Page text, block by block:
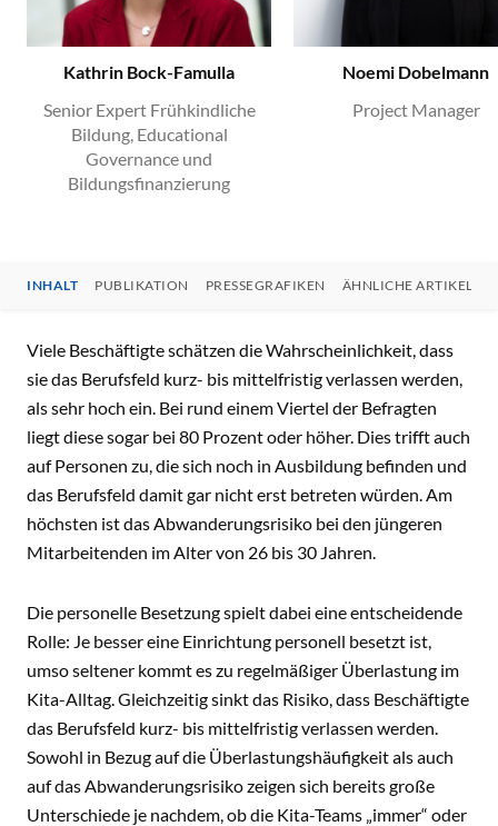
Kathrin Bock-Famulla
Senior Expert Frühkindliche
Bildung, Educational
Governance und
Bildungsfinanzierung
Noemi Dobelmann
Project Manager
INHALT PUBLIKATION PRESSEGRAFIKEN ÄHNLICHE ARTIKEL
INHALT
Viele Beschäftigte schätzen die Wahrscheinlichkeit, dass
sie das Berufsfeld kurz- bis mittelfristig verlassen werden,
als sehr hoch ein. Bei rund einem Viertel der Befragten
liegt diese sogar bei 80 Prozent oder höher. Dies trifft auch
auf Personen zu, die sich noch in Ausbildung befinden und
das Berufsfeld damit gar nicht erst betreten würden. Am
höchsten ist das Abwanderungsrisiko bei den jüngeren
Mitarbeitenden im Alter von 26 bis 30 Jahren.
Die personelle Besetzung spielt dabei eine entscheidende
Rolle: Je besser eine Einrichtung personell besetzt ist,
umso seltener kommt es zu regelmäßiger Überlastung im
Kita-Alltag. Gleichzeitig sinkt das Risiko, dass Beschäftigte
das Berufsfeld kurz- bis mittelfristig verlassen werden.
Sowohl in Bezug auf die Überlastungshäufigkeit als auch
auf das Abwanderungsrisiko zeigen sich bereits große
Unterschiede je nachdem, ob die Kita-Teams „immer“ oder